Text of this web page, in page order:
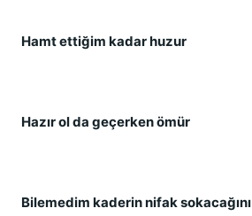
Hamt ettiğim kadar huzur
Hazır ol da geçerken ömür
Bilemedim kaderin nifak sokacağını